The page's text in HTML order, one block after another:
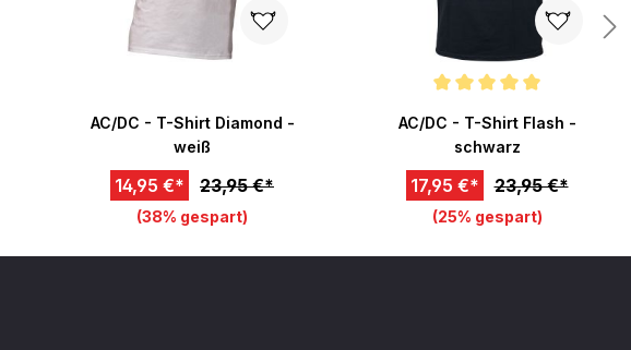
AC/DC - T-Shirt Diamond -
weiß
14,95 €* 23,95 €*
(38% gespart)
AC/DC - T-Shirt Flash -
schwarz
17,95 €* 23,95 €*
(25% gespart)